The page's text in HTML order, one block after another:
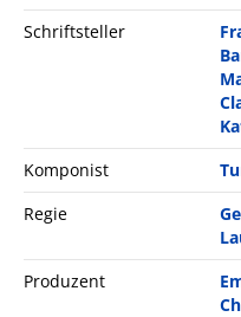
Schriftsteller
Komponist
Regie
Produzent